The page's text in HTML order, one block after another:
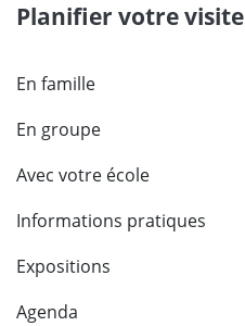
Planifier votre visite
En famille
En groupe
Avec votre école
Informations pratiques
Expositions
Agenda